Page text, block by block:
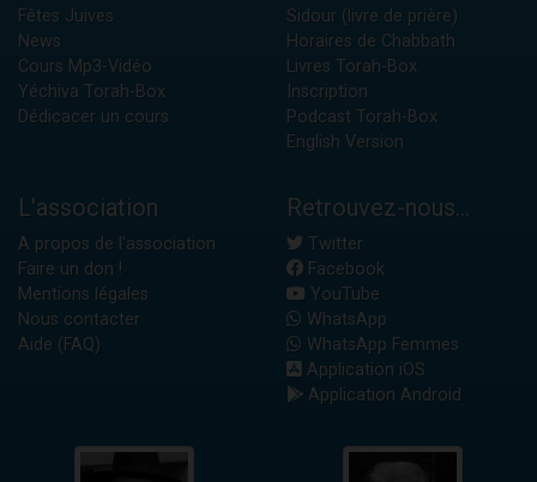
Fêtes Juives
News
Cours Mp3-Vidéo
Yéchiva Torah-Box
Dédicacer un cours
Sidour (livre de prière)
Horaires de Chabbath
Livres Torah-Box
Inscription
Podcast Torah-Box
English Version
L'association
A propos de l'association
Faire un don !
Mentions légales
Nous contacter
Aide (FAQ)
Retrouvez-nous...
Twitter
Facebook
YouTube
WhatsApp
WhatsApp Femmes
Application iOS
Application Android